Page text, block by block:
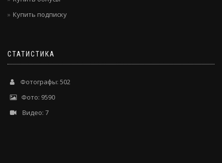
Купить подписку
СТАТИСТИКА
Фотографы: 502
Фото: 9590
Видео: 7